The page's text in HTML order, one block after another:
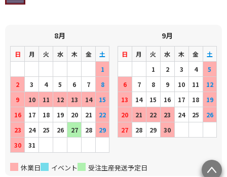
8月
日 月 火 水 木 金
土
1
2
3 4 5 6 7
8
9
10 11 12 13 14
15
16
17 18 19 20 21
22
23
24 25 26 27 28
29
30
31
9月
日 月 火 水 木 金
土
1
2 3 4
5
6
7 8 9 10 11
12
13
14 15 16 17 18
19
20
21 22 23 24 25
26
27
28 29 30
休業日 イベント 受注生産発送予定日